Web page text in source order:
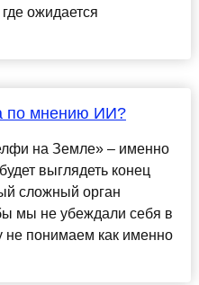
ожидается
по мнению ИИ?
на Земле» – именно
выглядеть конец
сложный орган
мы не убеждали себя в
понимаем как именно